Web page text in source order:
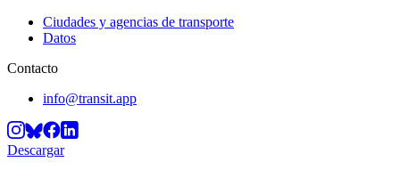
Ciudades y agencias de transporte
Datos
Contacto
info@transit.app
Descargar